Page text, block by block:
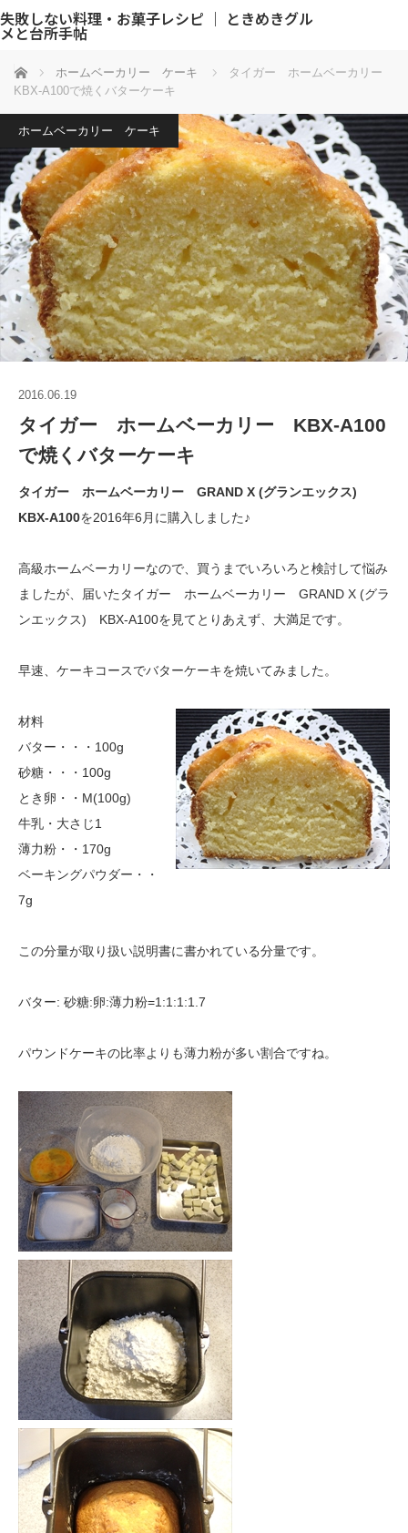
失敗しない料理・お菓子レシピ ｜ ときめきグル
メと台所手帖
ホーム ホームベーカリー ケーキ
タイガー ホームベーカリー
KBX-A100で焼くバターケーキ
ホームベーカリー ケーキ
2016.06.19
タイガー ホームベーカリー KBX-A100
で焼くバターケーキ
タイガー ホームベーカリー GRAND X (グランエックス)
KBX-A100を2016年6月に購入しました♪
高級ホームベーカリーなので、買うまでいろいろと検討して悩み
ましたが、届いたタイガー ホームベーカリー GRAND X (グラ
ンエックス) KBX-A100を見てとりあえず、大満足です。
早速、ケーキコースでバターケーキを焼いてみました。
材料
バター・・・100g
砂糖・・・100g
とき卵・・M(100g)
牛乳・大さじ1
薄力粉・・170g
ベーキングパウダー・・
7g
この分量が取り扱い説明書に書かれている分量です。
バター: 砂糖:卵:薄力粉=1:1:1:1.7
パウンドケーキの比率よりも薄力粉が多い割合ですね。